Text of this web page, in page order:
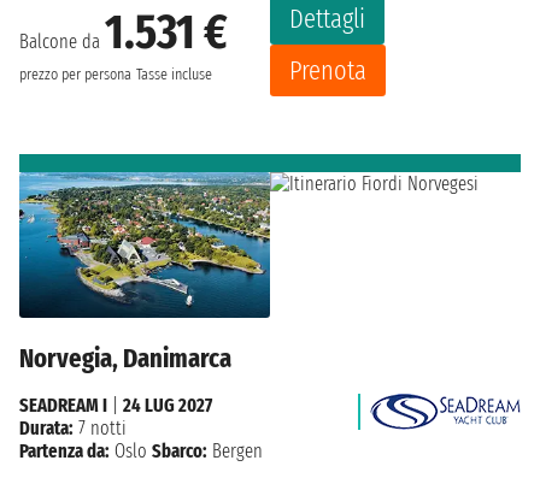
Balcone da 1.531 €
prezzo per persona Tasse incluse
Dettagli
Prenota
Norvegia, Danimarca
SEADREAM I
24 LUG 2027
Durata: 7 notti
Partenza da: Oslo Sbarco: Bergen